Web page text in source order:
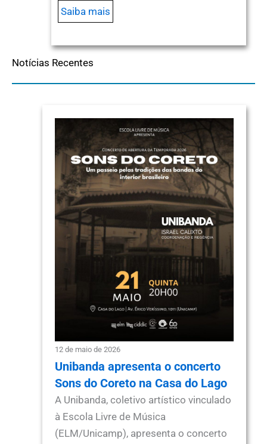
Saiba mais
Notícias Recentes
12 de maio de 2026
Unibanda apresenta o concerto
Sons do Coreto na Casa do Lago
A Unibanda, coletivo artístico vinculado
à Escola Livre de Música
(ELM/Unicamp), apresenta o concerto